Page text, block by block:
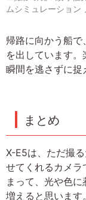
ムシミュレーション
帰路に向かう船
を出しています
瞬間を逃さずに捉
まとめ
X-E5は、ただ撮
せてくれるカメラ
まって、光や色
増えると思いま